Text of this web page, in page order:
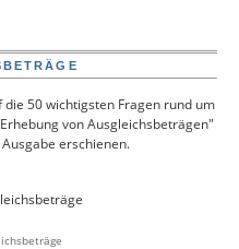
50 wichtigsten Fragen rund um
von Ausgleichsbeträgen"
erschienen.